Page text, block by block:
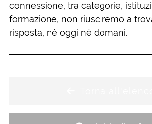
connessione, tra categorie,
formazione, non riusciremo a
risposta, né oggi né domani.